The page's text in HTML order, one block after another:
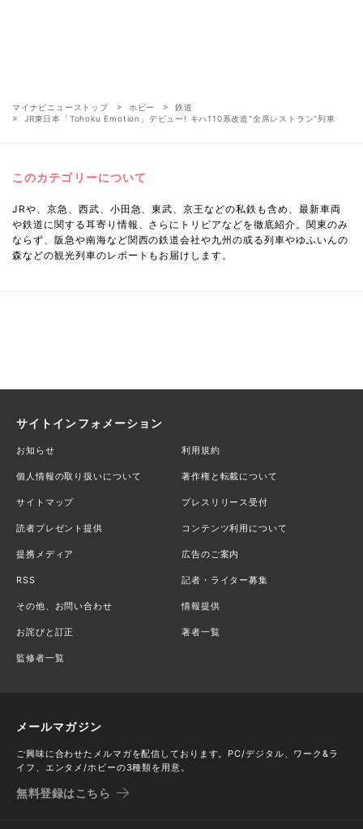
マイナビニューストップ ホビー
鉄道
JR東日本「Tohoku Emotion」デビュー! キハ110系改造"全席レストラン"列車
このカテゴリーについて
JRや、京急、西武、小田急、東武、京王などの私鉄も含め、最新車両
や鉄道に関する耳寄り情報、さらにトリビアなどを徹底紹介。関東のみ
ならず、阪急や南海など関西の鉄道会社や九州の或る列車やゆふいんの
森などの観光列車のレポートもお届けします。
サイトインフォメーション
お知らせ 利用規約
個人情報の取り扱いについて 著作権と転載について
サイトマップ プレスリリース受付
読者プレゼント提供 コンテンツ利用について
提携メディア 広告のご案内
RSS 記者・ライター募集
その他、お問い合わせ 情報提供
お詫びと訂正 著者一覧
監修者一覧
メールマガジン
ご興味に合わせたメルマガを配信しております。PC/デジタル、ワーク&ラ
イフ、エンタメ/ホビーの3種類を用意。
無料登録はこちら